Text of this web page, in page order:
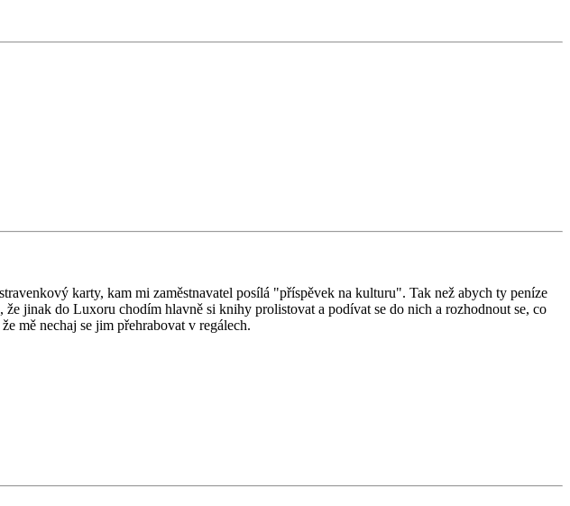
karty, kam mi zaměstnavatel posílá "příspěvek na kulturu". Tak než abych ty peníze
jinak do Luxoru chodím hlavně si knihy prolistovat a podívat se do nich a rozhodnout se, co
mě nechaj se jim přehrabovat v regálech.